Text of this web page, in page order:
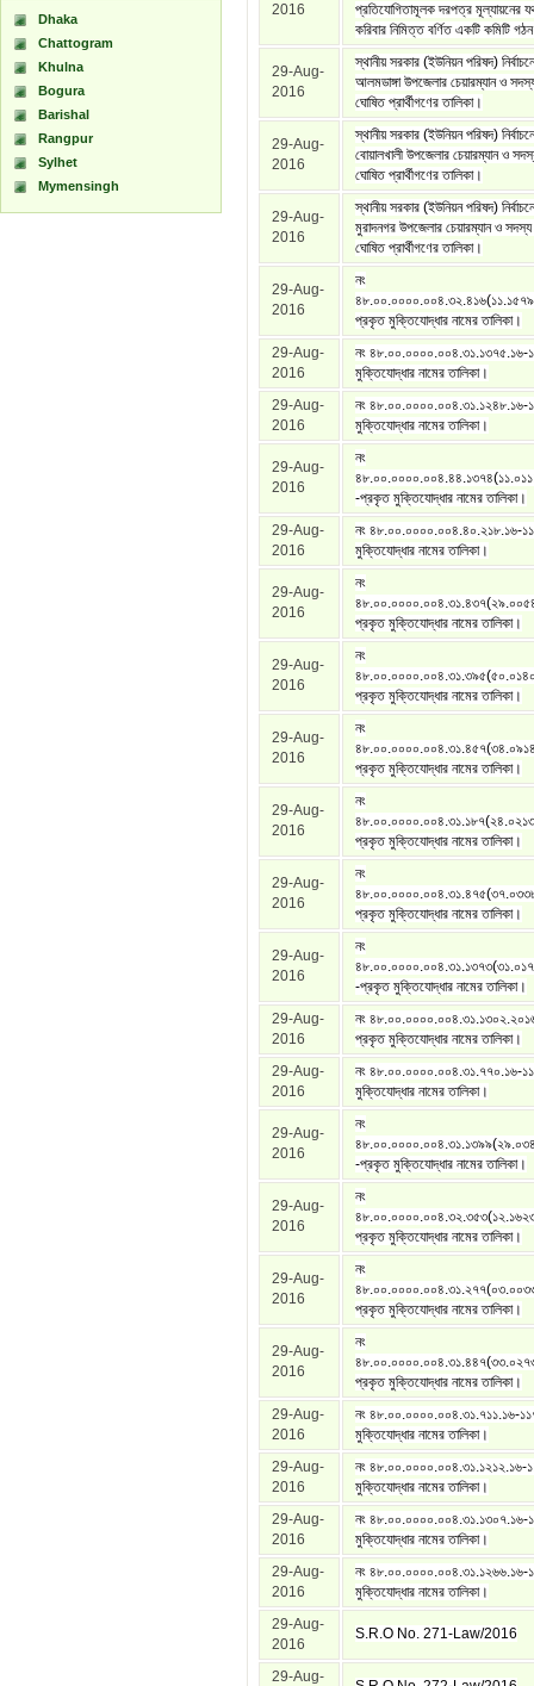
Dhaka
Chattogram
Khulna
Bogura
Barishal
Rangpur
Sylhet
Mymensingh
2016
প্রতিযোগিতামূলক দরপত্র মূল্যায়নের
করিবার নিমিত্ত বর্ণিত একটি কমিটি
29-Aug-
2016
স্থানীয় সরকার (ইউনিয়ন পরিষদ)
আলমডাঙ্গা উপজেলার চেয়ারম্যান ও সদস্য
ঘোষিত প্রার্থীগণের তালিকা।
29-Aug-
2016
স্থানীয় সরকার (ইউনিয়ন পরিষদ)
বোয়ালখালী উপজেলার চেয়ারম্যান ও
ঘোষিত প্রার্থীগণের তালিকা।
29-Aug-
2016
স্থানীয় সরকার (ইউনিয়ন পরিষদ)
মুরাদনগর উপজেলার চেয়ারম্যান ও সদস্য
ঘোষিত প্রার্থীগণের তালিকা।
29-Aug-
2016
নং
প্রকৃত মুক্তিযোদ্ধার নামের তালিকা।
29-Aug-
2016
নং
মুক্তিযোদ্ধার নামের তালিকা।
29-Aug-
2016
নং
মুক্তিযোদ্ধার নামের তালিকা।
29-Aug-
2016
নং
-প্রকৃত মুক্তিযোদ্ধার নামের তালিকা।
29-Aug-
2016
নং ৪৮.০০.০০০০.০০৪.৪০.২১৮.১৬-
মুক্তিযোদ্ধার নামের তালিকা।
29-Aug-
2016
নং
প্রকৃত মুক্তিযোদ্ধার নামের তালিকা।
29-Aug-
2016
নং
প্রকৃত মুক্তিযোদ্ধার নামের তালিকা।
29-Aug-
2016
নং
প্রকৃত মুক্তিযোদ্ধার নামের তালিকা।
29-Aug-
2016
নং
প্রকৃত মুক্তিযোদ্ধার নামের তালিকা।
29-Aug-
2016
নং
প্রকৃত মুক্তিযোদ্ধার নামের তালিকা।
29-Aug-
2016
নং
-প্রকৃত মুক্তিযোদ্ধার নামের তালিকা।
29-Aug-
2016
নং
প্রকৃত মুক্তিযোদ্ধার নামের তালিকা।
29-Aug-
2016
নং ৪৮.০০.০০০০.০০৪.৩১.৭৭০.১৬-
মুক্তিযোদ্ধার নামের তালিকা।
29-Aug-
2016
নং
-প্রকৃত মুক্তিযোদ্ধার নামের তালিকা।
29-Aug-
2016
নং
প্রকৃত মুক্তিযোদ্ধার নামের তালিকা।
29-Aug-
2016
নং
প্রকৃত মুক্তিযোদ্ধার নামের তালিকা।
29-Aug-
2016
নং
প্রকৃত মুক্তিযোদ্ধার নামের তালিকা।
29-Aug-
2016
নং ৪৮.০০.০০০০.০০৪.৩১.৭১১.১৬-
মুক্তিযোদ্ধার নামের তালিকা।
29-Aug-
2016
নং
মুক্তিযোদ্ধার নামের তালিকা।
29-Aug-
2016
নং
মুক্তিযোদ্ধার নামের তালিকা।
29-Aug-
2016
নং
মুক্তিযোদ্ধার নামের তালিকা।
29-Aug-
2016
S.R.O No. 271-Law/2016
29-Aug-